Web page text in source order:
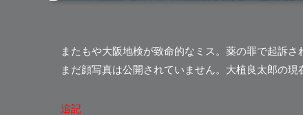
またもや大阪地検が致命的なミス。薬の罪で起訴
まだ顔写真は公開されていません。大植良太郎の
追記